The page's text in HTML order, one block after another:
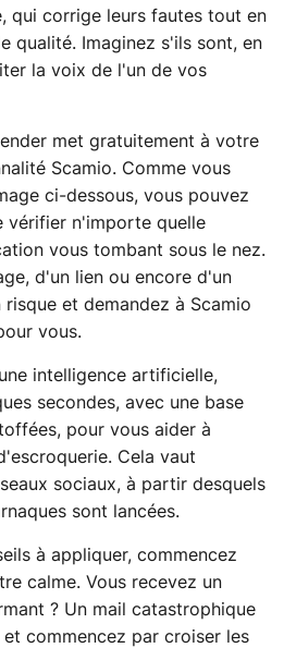
qui corrige leurs fautes tout en
qualité. Imaginez s'ils sont, en
la voix de l'un de vos
met gratuitement à votre
Scamio. Comme vous
ci-dessous, vous pouvez
vérifier n'importe quelle
vous tombant sous le nez.
d'un lien ou encore d'un
et demandez à Scamio
vous.
intelligence artificielle,
secondes, avec une base
pour vous aider à
Cela vaut
sociaux, à partir desquels
sont lancées.
à appliquer, commencez
calme. Vous recevez un
? Un mail catastrophique
commencez par croiser les